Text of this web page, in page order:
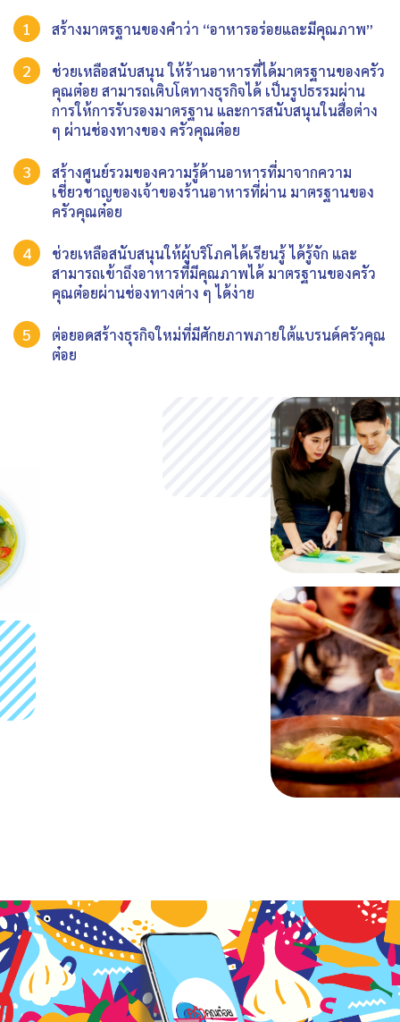
สร้างมาตรฐานของคำว่า “อาหารอร่อยและมีคุณภาพ”
ช่วยเหลือสนับสนุน ให้ร้านอาหารที่ได้มาตรฐานของครัว
คุณต๋อย สามารถเติบโตทางธุรกิจได้ เป็นรูปธรรมผ่าน
การให้การรับรองมาตรฐาน และการสนับสนุนในสื่อต่าง
ๆ ผ่านช่องทางของ ครัวคุณต๋อย
สร้างศูนย์รวมของความรู้ด้านอาหารที่มาจากความ
เชี่ยวชาญของเจ้าของร้านอาหารที่ผ่าน มาตรฐานของ
ครัวคุณต๋อย
ช่วยเหลือสนับสนุนให้ผู้บริโภคได้เรียนรู้ ได้รู้จัก และ
สามารถเข้าถึงอาหารที่มีคุณภาพได้ มาตรฐานของครัว
คุณต๋อยผ่านช่องทางต่าง ๆ ได้ง่าย
ต่อยอดสร้างธุรกิจใหม่ที่มีศักยภาพภายใต้แบรนด์ครัวคุณ
ต๋อย